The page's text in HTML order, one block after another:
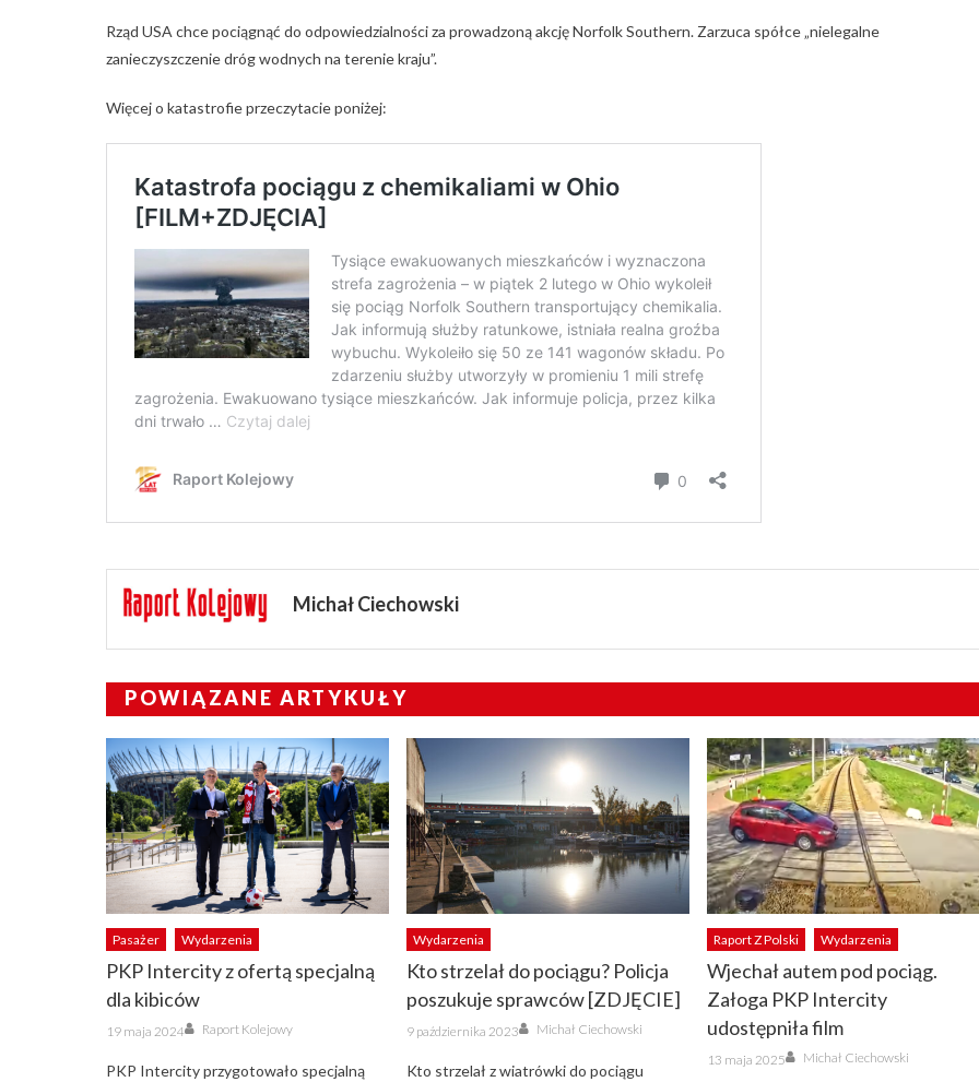
Rząd USA chce pociągnąć do odpowiedzialności za prowadzoną akcję Norfolk Southern. Zarzuca spółce „nielegalne
zanieczyszczenie dróg wodnych na terenie kraju”.
Więcej o katastrofie przeczytacie poniżej:
Michał Ciechowski
POWIĄZANE ARTYKUŁY
Pasażer Wydarzenia
PKP Intercity z ofertą specjalną
dla kibiców
Posted
on
19 maja 2024 Author
Raport Kolejowy
PKP Intercity przygotowało specjalną
Wydarzenia
Kto strzelał do pociągu? Policja
poszukuje sprawców [ZDJĘCIE]
Posted
on
9 października 2023 Author
Michał Ciechowski
Kto strzelał z wiatrówki do pociągu
Raport Z Polski Wydarzenia
Wjechał autem pod pociąg.
Załoga PKP Intercity
udostępniła film
Posted
on
13 maja 2025 Author
Michał Ciechowski